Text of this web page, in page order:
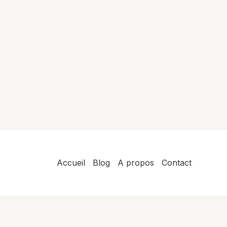
Accueil Blog A propos Contact